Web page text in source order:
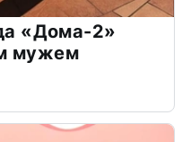
«Дома-2»
мужем